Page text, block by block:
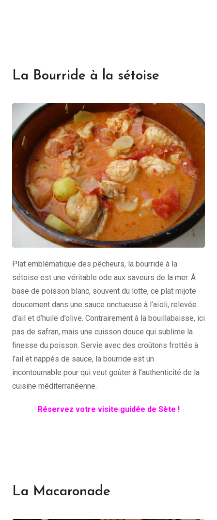
La Bourride à la sétoise
Plat emblématique des pêcheurs, la bourride à la
sétoise est une véritable ode aux saveurs de la mer. À
base de poisson blanc, souvent du lotte, ce plat mijote
doucement dans une sauce onctueuse à l’aïoli, relevée
d’ail et d’huile d’olive. Contrairement à la bouillabaisse, ici
pas de safran, mais une cuisson douce qui sublime la
finesse du poisson. Servie avec des croûtons frottés à
l’ail et nappés de sauce, la bourride est un
incontournable pour qui veut goûter à l’authenticité de la
cuisine méditerranéenne.
Réservez votre visite guidée de Sète !
La Macaronade